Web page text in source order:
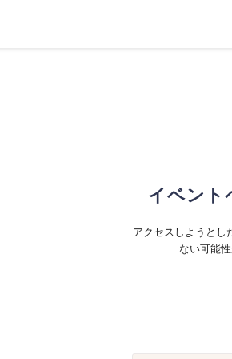
イベント
アクセスしようとし
ない可能